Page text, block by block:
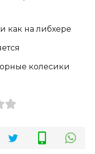
как на либхере
колесики